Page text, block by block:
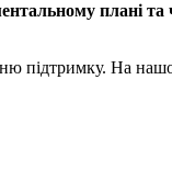
плані та
підтримку. На